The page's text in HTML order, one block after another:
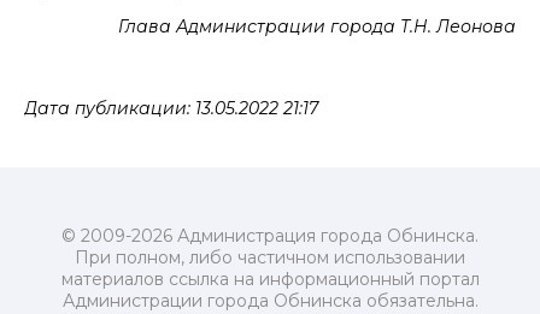
Глава Администрации города Т.Н. Леонова
Дата публикации: 13.05.2022 21:17
© 2009-2026 Администрация города Обнинска.
При полном, либо частичном использовании
материалов ссылка на информационный портал
Администрации города Обнинска обязательна.